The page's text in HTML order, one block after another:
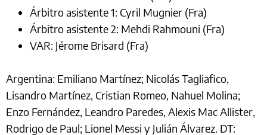
Árbitro asistente 1: Cyril Mugnier (Fra)
Árbitro asistente 2: Mehdi Rahmouni (Fra)
VAR: Jérome Brisard (Fra)
Argentina: Emiliano Martínez; Nicolás Tagliafico,
Lisandro Martínez, Cristian Romeo, Nahuel Molina;
Enzo Fernández, Leandro Paredes, Alexis Mac Allister,
Rodrigo de Paul; Lionel Messi y Julián Álvarez. DT: